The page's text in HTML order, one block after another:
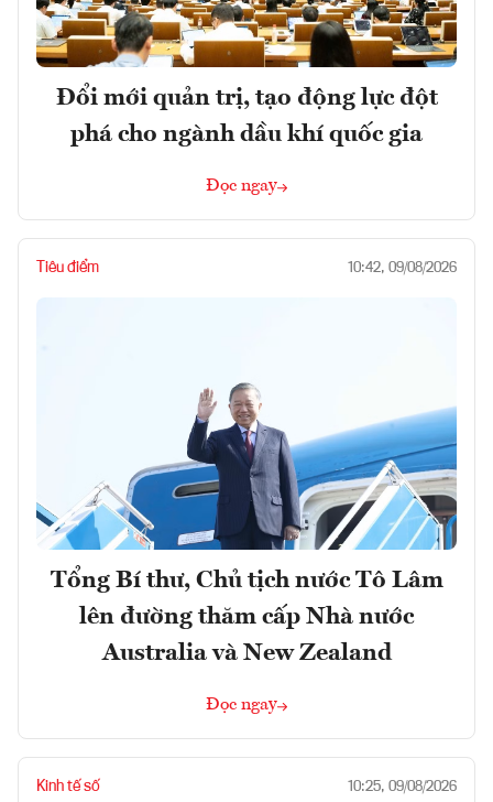
Đổi mới quản trị, tạo động lực đột
phá cho ngành dầu khí quốc gia
Đọc ngay
Tiêu điểm 10:42, 09/08/2026
Tổng Bí thư, Chủ tịch nước Tô Lâm
lên đường thăm cấp Nhà nước
Australia và New Zealand
Đọc ngay
Kinh tế số 10:25, 09/08/2026